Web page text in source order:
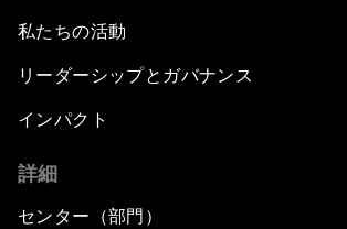
私たちの活動
リーダーシップとガバナンス
インパクト
詳細
センター（部門）